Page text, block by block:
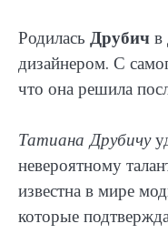
Родилась Друбичв
дизайнером. С
что она решила
Татиана Друбичу
невероятному
известна в мире
которые